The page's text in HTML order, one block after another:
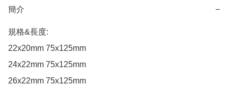
簡介 −
規格&長度:
22x20mm 75x125mm
24x22mm 75x125mm
26x22mm 75x125mm